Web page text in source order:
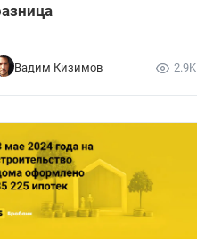
Вадим Кизимов 2.9K